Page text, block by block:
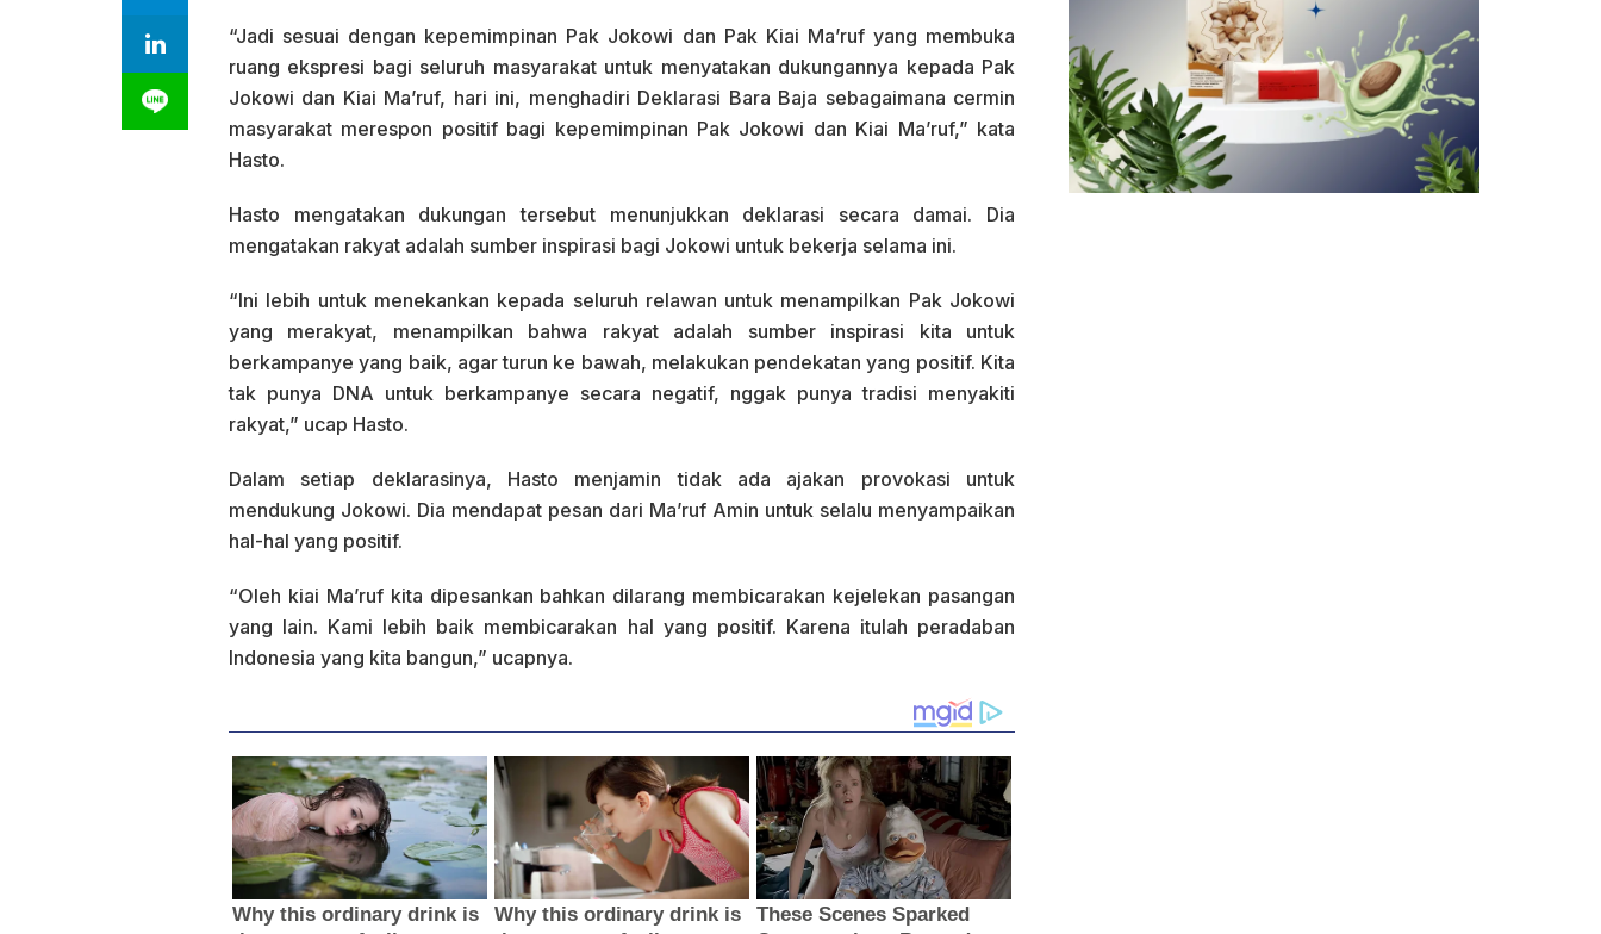
“Jadi sesuai dengan kepemimpinan Pak Jokowi dan Pak Kiai Ma’ruf yang membuka
ruang ekspresi bagi seluruh masyarakat untuk menyatakan dukungannya kepada Pak
Jokowi dan Kiai Ma’ruf, hari ini, menghadiri Deklarasi Bara Baja sebagaimana cermin
masyarakat merespon positif bagi kepemimpinan Pak Jokowi dan Kiai Ma’ruf,” kata
Hasto.
Hasto mengatakan dukungan tersebut menunjukkan deklarasi secara damai. Dia
mengatakan rakyat adalah sumber inspirasi bagi Jokowi untuk bekerja selama ini.
“Ini lebih untuk menekankan kepada seluruh relawan untuk menampilkan Pak Jokowi
yang merakyat, menampilkan bahwa rakyat adalah sumber inspirasi kita untuk
berkampanye yang baik, agar turun ke bawah, melakukan pendekatan yang positif. Kita
tak punya DNA untuk berkampanye secara negatif, nggak punya tradisi menyakiti
rakyat,” ucap Hasto.
Dalam setiap deklarasinya, Hasto menjamin tidak ada ajakan provokasi untuk
mendukung Jokowi. Dia mendapat pesan dari Ma’ruf Amin untuk selalu menyampaikan
hal-hal yang positif.
“Oleh kiai Ma’ruf kita dipesankan bahkan dilarang membicarakan kejelekan pasangan
yang lain. Kami lebih baik membicarakan hal yang positif. Karena itulah peradaban
Indonesia yang kita bangun,” ucapnya.